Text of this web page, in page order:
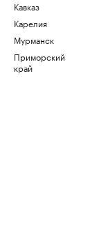
Кавказ
Карелия
Мурманск
Приморский
край